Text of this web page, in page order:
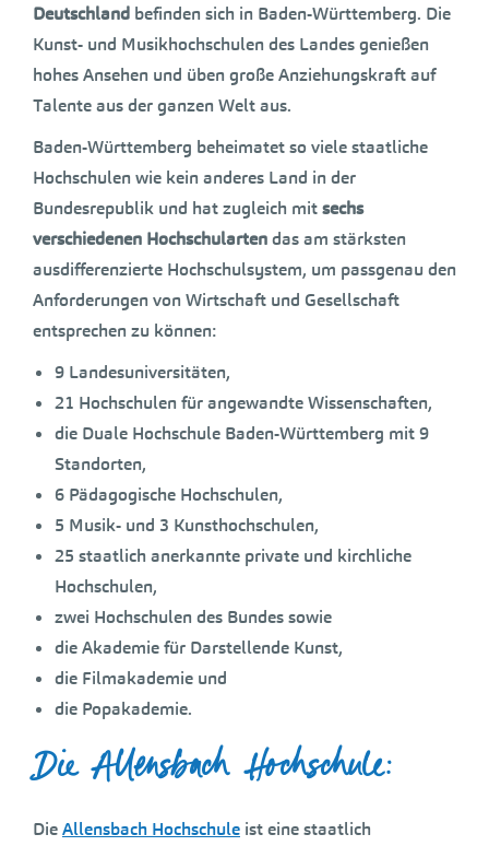
Deutschland befinden sich in Baden-Württemberg. Die
Kunst- und Musikhochschulen des Landes genießen
hohes Ansehen und üben große Anziehungskraft auf
Talente aus der ganzen Welt aus.
Baden-Württemberg beheimatet so viele staatliche
Hochschulen wie kein anderes Land in der
Bundesrepublik und hat zugleich mitsechs
verschiedenen Hochschulartendas am stärksten
ausdifferenzierte Hochschulsystem, um passgenau den
Anforderungen von Wirtschaft und Gesellschaft
entsprechen zu können:
9 Landesuniversitäten,
21 Hochschulen für angewandte Wissenschaften,
die Duale Hochschule Baden-Württemberg mit 9
Standorten,
6 Pädagogische Hochschulen,
5 Musik- und 3 Kunsthochschulen,
25 staatlich anerkannte private und kirchliche
Hochschulen,
zwei Hochschulen des Bundes sowie
die Akademie für Darstellende Kunst,
die Filmakademie und
die Popakademie.
Die Allensbach Hochschule:
DieAllensbach Hochschule ist eine staatlich